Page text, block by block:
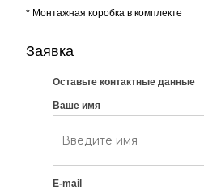
* Монтажная коробка в комплекте
Заявка
Оставьте контактные данные
Ваше имя
E-mail